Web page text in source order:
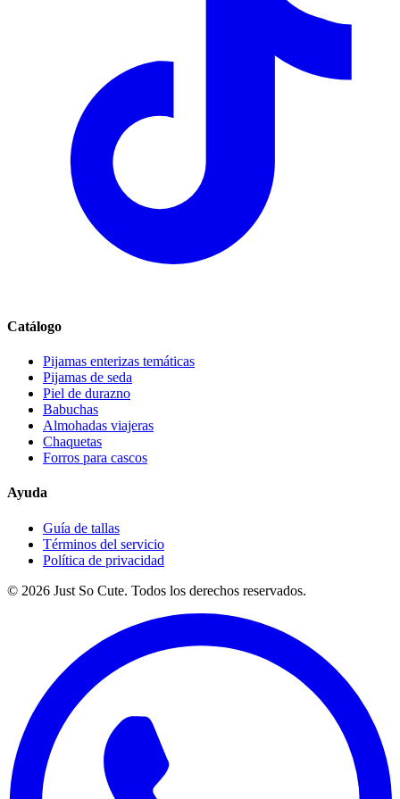
Catálogo
Pijamas enterizas temáticas
Pijamas de seda
Piel de durazno
Babuchas
Almohadas viajeras
Chaquetas
Forros para cascos
Ayuda
Guía de tallas
Términos del servicio
Política de privacidad
© 2026 Just So Cute. Todos los derechos reservados.